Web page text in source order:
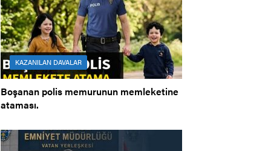
KAZANILAN DAVALAR
Boşanan polis memurunun memleketine
ataması.